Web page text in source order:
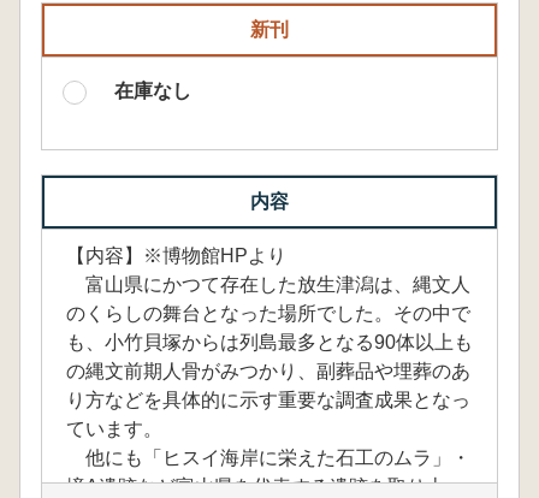
新刊
在庫なし
内容
【内容】※博物館HPより
富山県にかつて存在した放生津潟は、縄文人
のくらしの舞台となった場所でした。その中で
も、小竹貝塚からは列島最多となる90体以上も
の縄文前期人骨がみつかり、副葬品や埋葬のあ
り方などを具体的に示す重要な調査成果となっ
ています。
他にも「ヒスイ海岸に栄えた石工のムラ」・
境A遺跡など富山県を代表する遺跡を取り上